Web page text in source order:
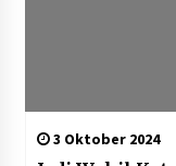
3 Oktober 2024